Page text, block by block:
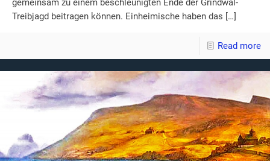
gemeinsam zu einem beschleunigten Ende der Grindwal-
Treibjagd beitragen können. Einheimische haben das […]
Read more